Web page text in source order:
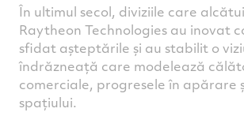
În ultimul secol, diviziile care
Raytheon Technologies au inovat
sfidat așteptările și au stabilit o
îndrăzneață care modelează
comerciale, progresele în apărare
spațiului.